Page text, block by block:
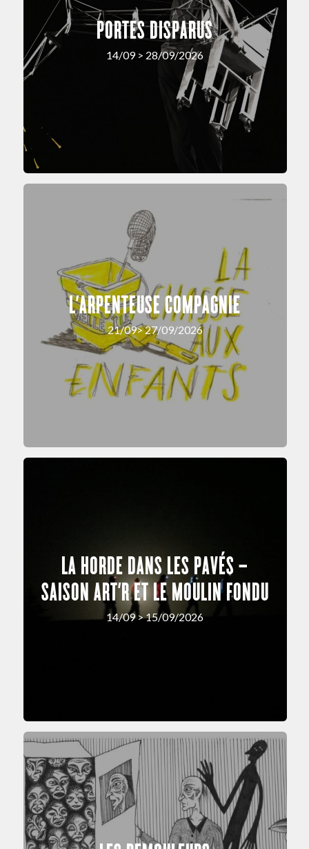
PORTES DISPARUS
14/09 > 28/09/2026
L’ARPENTEUSE COMPAGNIE
21/09> 27/09/2026
LA HORDE DANS LES PAVÉS –
SAISON ART’R ET LE MOULIN FONDU
14/09 > 15/09/2026